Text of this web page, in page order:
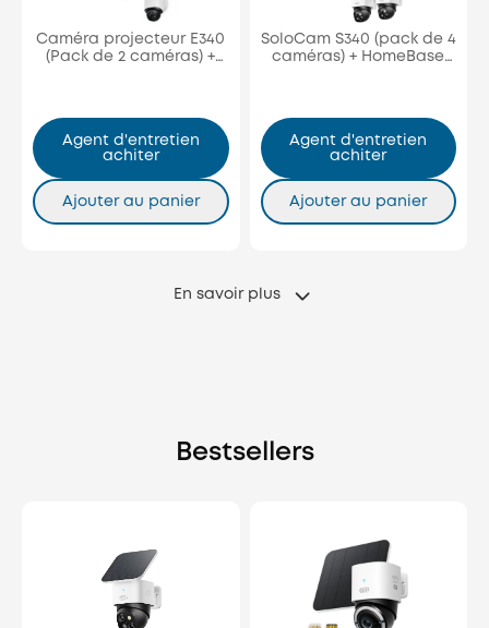
Caméra projecteur E340
(Pack de 2 caméras) +
Agent d'entretien
achiter
Ajouter au panier
SoloCam S340 (pack de 4
caméras) + HomeBase
Agent d'entretien
achiter
Ajouter au panier
En savoir plus
Bestsellers